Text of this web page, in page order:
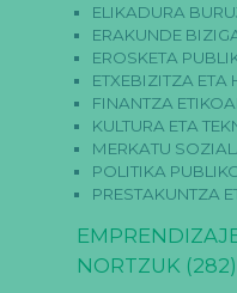
ELIKADURA
ERAKUNDE
EROSKETA
ETXEBIZITZA ETA
FINANTZA
KULTURA ETA
MERKATU
POLITIKA
PRESTAKUNTZA
NORTZUK (282)